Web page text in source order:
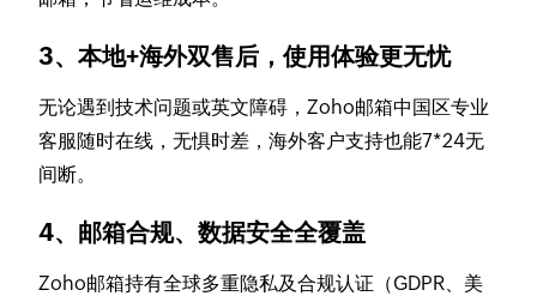
3、本地+海外双售后，使用体验更无忧
无论遇到技术问题或英文障碍，Zoho邮箱中国区专业
客服随时在线，无惧时差，海外客户支持也能7*24无
间断。
4、邮箱合规、数据安全全覆盖
Zoho邮箱持有全球多重隐私及合规认证（GDPR、美